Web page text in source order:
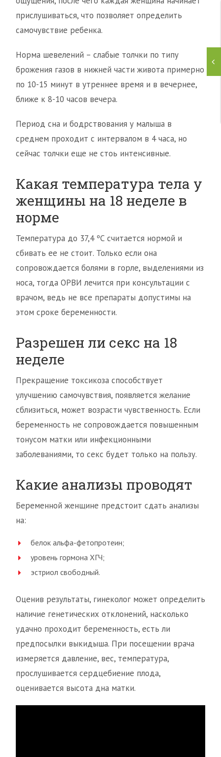
прислушиваться, что позволяет определить
самочувствие ребенка.
Норма шевелений – слабые толчки по типу
брожения газов в нижней части живота примерно
по 10-15 минут в утреннее время и в вечернее,
ближе к 8-10 часов вечера.
Период сна и бодрствования у малыша в
среднем проходит с интервалом в 4 часа, но
сейчас толчки еще не стоь интенсивные.
Какая температура тела у
женщины на 18 неделе в
норме
Температура до 37,4 ºС считается нормой и
сбивать ее не стоит. Только если она
сопровождается болями в горле, выделениями из
носа, тогда ОРВИ лечится при консультации с
врачом, ведь не все препараты допустимы на
этом сроке беременности.
Разрешен ли секс на 18
неделе
Прекращение токсикоза способствует
улучшению самочувствия, появляется желание
сблизиться, может возрасти чувственность. Если
беременность не сопровождается повышенным
тонусом матки или инфекционными
заболеваниями, то секс будет только на пользу.
Какие анализы проводят
Беременной женщине предстоит сдать анализы
на:
белок альфа-фетопротеин;
уровень гормона ХГЧ;
эстриол свободный.
Оценив результаты, гинеколог может определить
наличие генетических отклонений, насколько
удачно проходит беременность, есть ли
предпосылки выкидыша. При посещении врача
измеряется давление, вес, температура,
прослушивается сердцебиение плода,
оценивается высота дна матки.